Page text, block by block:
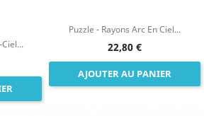
Puzzle - Rayons Arc En Ciel...
22,80 €
AJOUTER AU PANIER